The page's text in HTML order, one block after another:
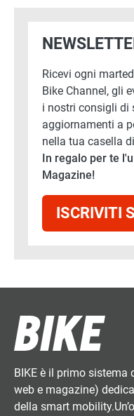
Ricevi ogni
Bike Channel, gli
i nostri consigli di
aggiornamenti a
nella tua casella
In regalo per te
Magazine!
ISCRIVITI
BIKE è il primo sistema
web e magazine)
della smart